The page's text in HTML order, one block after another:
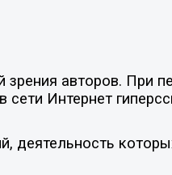
авторов. При
Интернет
деятельность